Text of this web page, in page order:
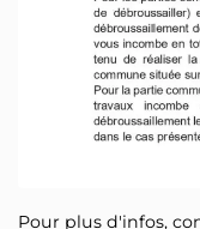
Pour plus d'infos,